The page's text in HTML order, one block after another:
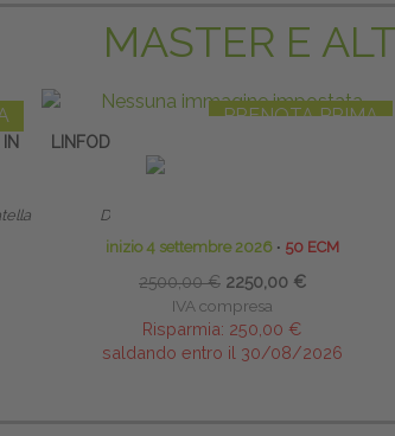
MASTER E
PRENOTA PRIMA
LINFODRENAGGIO MANUALE E BENDAGGIO
Direttore Scientifico: Didier Tomson
inizio 4 settembre 2026 ∙ 50 ECM
2500,00 € 2250,00 €
IVA compresa
Risparmia: 250,00 €
saldando entro il 30/08/2026